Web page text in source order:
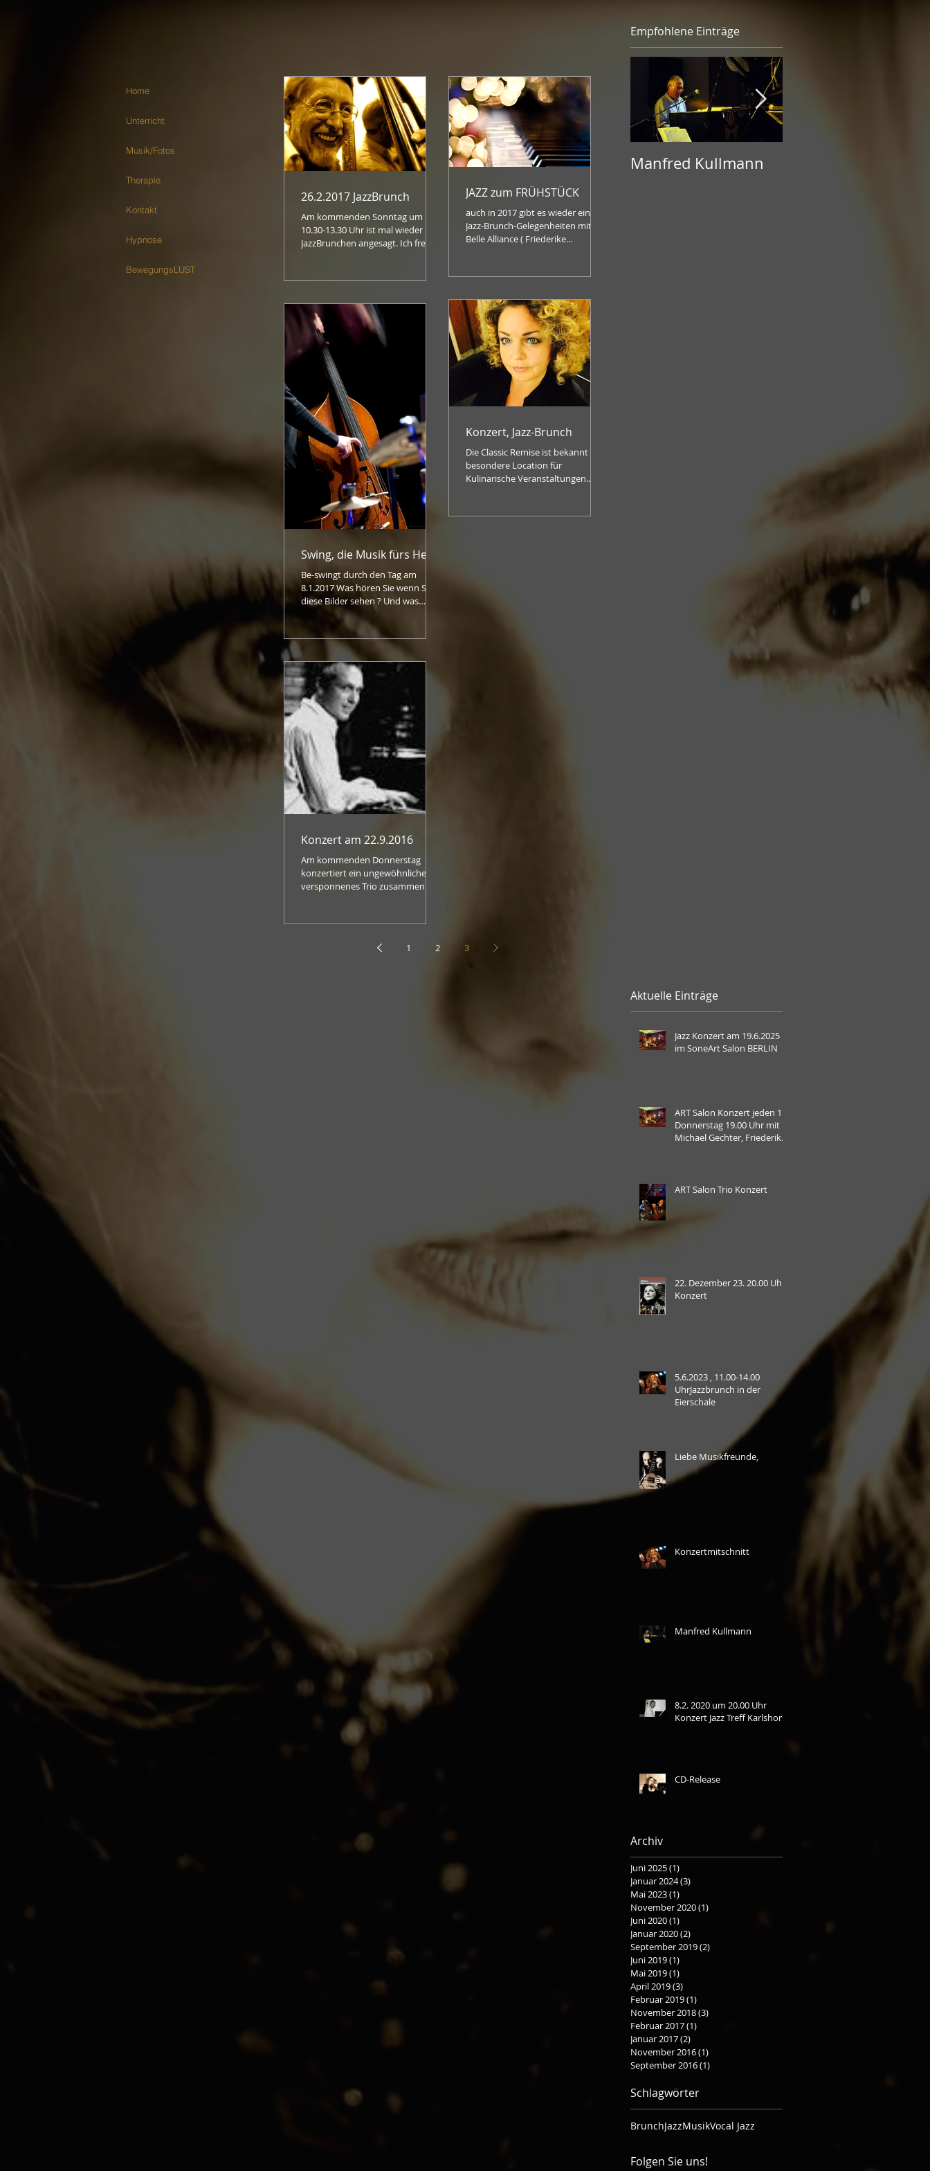
Empfohlene Einträge
Home
Unterricht
Musik/Fotos
Therapie
Kontakt
Hypnose
BewegungsLUST
26.2.2017 JazzBrunch
Am kommenden Sonntag um
10.30-13.30 Uhr ist mal wieder
JazzBrunchen angesagt. Ich freue
JAZZ zum FRÜHSTÜCK
auch in 2017 gibt es wieder einige
Jazz-Brunch-Gelegenheiten mit
Belle Alliance ( Friederike
Swing, die Musik fürs Herz
Be-swingt durch den Tag am
8.1.2017 Was hören Sie wenn Sie
diese Bilder sehen ? Und was
macht es mit Ihnen ? Sobald ich
einen Kontrabass...
Konzert, Jazz-Brunch
Die Classic Remise ist bekannt als
besondere Location für
Kulinarische Veranstaltungen.
Konzert am 22.9.2016
Am kommenden Donnerstag
konzertiert ein ungewöhnliche
versponnenes Trio zusammen im
1 2 3
Manfred Kullmann
Aktuelle Einträge
Jazz Konzert am 19.6.2025
im SoneArt Salon BERLIN
ART Salon Konzert jeden 1.
Donnerstag 19.00 Uhr mit
Michael Gechter, Friederike
ART Salon Trio Konzert
22. Dezember 23. 20.00 Uhr
Konzert
5.6.2023 , 11.00-14.00
UhrJazzbrunch in der
Eierschale
Liebe Musikfreunde,
Konzertmitschnitt
Manfred Kullmann
8.2. 2020 um 20.00 Uhr
Konzert Jazz Treff Karlshorst
CD-Release
Archiv
Juni 2025(1)
Januar 2024(3)
Mai 2023(1)
November 2020(1)
Juni 2020(1)
Januar 2020(2)
September 2019(2)
Juni 2019(1)
Mai 2019(1)
April 2019(3)
Februar 2019(1)
November 2018(3)
Februar 2017(1)
Januar 2017(2)
November 2016(1)
September 2016(1)
Schlagwörter
BrunchJazzMusikVocal Jazz
Folgen Sie uns!